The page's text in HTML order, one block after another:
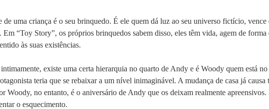
uma criança é o seu brinquedo. É ele quem dá luz ao seu universo fictício, vence
Em “Toy Story”, os próprios brinquedos sabem disso, eles têm vida, agem de
às suas existências.
existe uma certa hierarquia no quarto de Andy e é Woody quem está
teria que se rebaixar a um nível inimaginável. A mudança de casa já causa
Woody, no entanto, é o aniversário de Andy que os deixam realmente
o esquecimento.